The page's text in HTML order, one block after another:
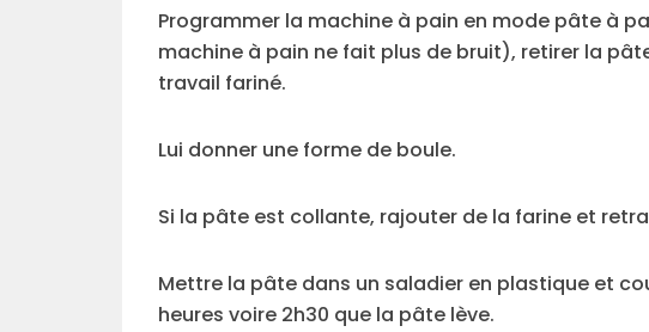
Programmer la machine à pain en mode pâte à
machine à pain ne fait plus de bruit), retirer la
travail fariné.
Lui donner une forme de boule.
Si la pâte est collante, rajouter de la farine et
Mettre la pâte dans un saladier en plastique et
heures voire 2h30 que la pâte lève.